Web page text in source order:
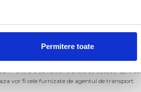
Permitere toate
Pentru a achizitiona bilete de autocar spre
vor fi cele furnizate de agentul de transport.